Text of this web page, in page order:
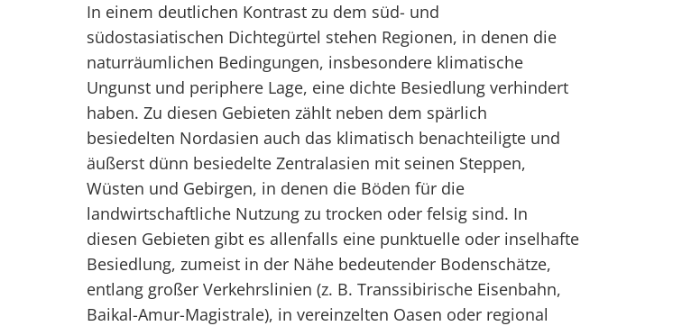
In einem deutlichen Kontrast zu dem süd- und
südostasiatischen Dichtegürtel stehen Regionen, in denen die
naturräumlichen Bedingungen, insbesondere klimatische
Ungunst und periphere Lage, eine dichte Besiedlung verhindert
haben. Zu diesen Gebieten zählt neben dem spärlich
besiedelten Nordasien auch das klimatisch benachteiligte und
äußerst dünn besiedelte Zentralasien mit seinen Steppen,
Wüsten und Gebirgen, in denen die Böden für die
landwirtschaftliche Nutzung zu trocken oder felsig sind. In
diesen Gebieten gibt es allenfalls eine punktuelle oder inselhafte
Besiedlung, zumeist in der Nähe bedeutender Bodenschätze,
entlang großer Verkehrslinien (z. B. Transsibirische Eisenbahn,
Baikal-Amur-Magistrale), in vereinzelten Oasen oder regional